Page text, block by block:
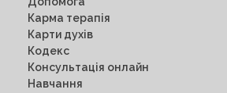
Карма терапія
Карти духів
Кодекс
Консультація онлайн
Навчання